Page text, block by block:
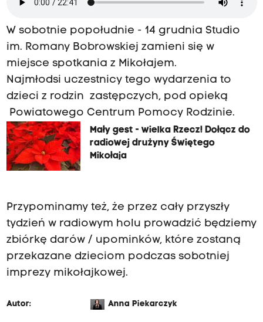
W sobotnie popołudnie - 14 grudnia Studio
im. Romany Bobrowskiej zamieni się w
miejsce spotkania z Mikołajem.
Najmłodsi uczestnicy tego wydarzenia to
dzieci z rodzin zastępczych, pod opieką
Powiatowego Centrum Pomocy Rodzinie.
Mały gest - wielka Rzecz! Dołącz do
radiowej drużyny Świętego
Mikołaja
Przypominamy też, że przez cały przyszły
tydzień w radiowym holu prowadzić będziemy
zbiórkę darów / upominków, które zostaną
przekazane dzieciom podczas sobotniej
imprezy mikołajkowej.
Autor: Anna Piekarczyk